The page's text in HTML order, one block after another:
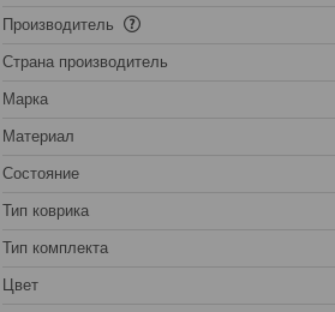
Производитель
Страна производитель
Марка
Материал
Состояние
Тип коврика
Тип комплекта
Цвет